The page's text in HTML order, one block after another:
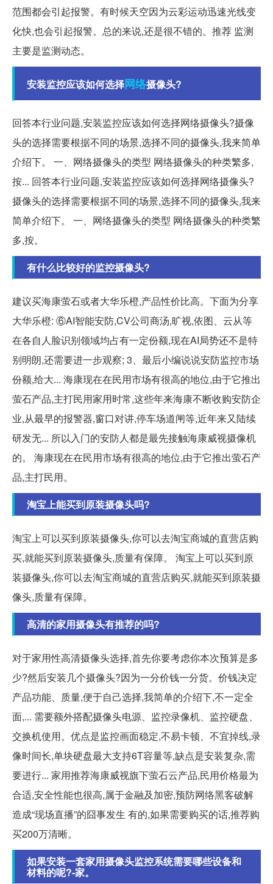
范围都会引起报警。有时候天空因为云彩运动迅速光线变
化快,也会引起报警。总的来说,还是很不错的。推荐 监测
主要是监测动态。
安装监控应该如何选择网络摄像头?
回答本行业问题,安装监控应该如何选择网络摄像头?摄像
头的选择需要根据不同的场景,选择不同的摄像头,我来简单
介绍下。 一、网络摄像头的类型 网络摄像头的种类繁多,
按... 回答本行业问题,安装监控应该如何选择网络摄像头?
摄像头的选择需要根据不同的场景,选择不同的摄像头,我来
简单介绍下。 一、网络摄像头的类型 网络摄像头的种类繁
多,按。
有什么比较好的监控摄像头?
建议买海康萤石或者大华乐橙,产品性价比高。下面为分享
大华乐橙: ⑥AI智能安防,CV公司商汤,旷视,依图、云从等
在各自人脸识别领域均占有一定份额,现在AI局势还不是特
别明朗,还需要进一步观察; 3、最后小编说说安防监控市场
份额,给大... 海康现在在民用市场有很高的地位,由于它推出
萤石产品,主打民用家用时常,这些年来海康不断收购安防企
业,从最早的报警器,窗口对讲,停车场道闸等,近年来又陆续
研发无... 所以入门的安防人都是最先接触海康威视摄像机
的。 海康现在在民用市场有很高的地位,由于它推出萤石产
品,主打民用。
淘宝上能买到原装摄像头吗?
淘宝上可以买到原装摄像头,你可以去淘宝商城的直营店购
买,就能买到原装摄像头,质量有保障。 淘宝上可以买到原
装摄像头,你可以去淘宝商城的直营店购买,就能买到原装摄
像头,质量有保障。
高清的家用摄像头有推荐的吗?
对于家用性高清摄像头选择,首先你要考虑你本次预算是多
少?然后安装几个摄像头?因为一分价钱一分货。价钱决定
产品功能、质量,便于自己选择,我简单的介绍下,不一定全
面,... 需要额外搭配摄像头电源、监控录像机、监控硬盘、
交换机使用。优点是监控画面稳定,不易卡顿、不宜掉线,录
像时间长,单块硬盘最大支持6T容量等,缺点是安装复杂,需
要进行... 家用推荐海康威视旗下萤石云产品,民用价格最为
合适,安全性能也很高,属于金融及加密,预防网络黑客破解
造成“现场直播”的囧事发生 有的,如果需要购买的话,推荐购
买200万清晰。
如果安装一套家用摄像头监控系统需要哪些设备和
材料的呢?-家。